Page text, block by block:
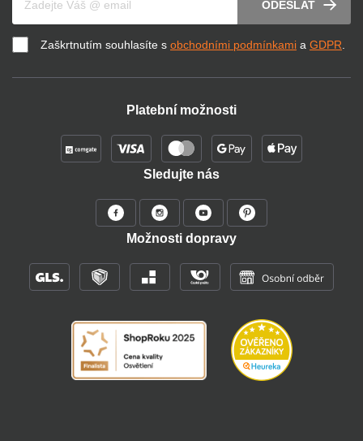
ODESLAT
Zaškrtnutím souhlasíte s obchodními podmínkami a GDPR.
Platební možnosti
Sledujte nás
Možnosti dopravy